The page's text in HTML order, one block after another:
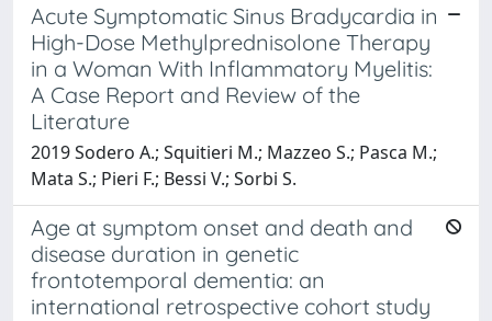
Acute Symptomatic Sinus Bradycardia in
High-Dose Methylprednisolone Therapy
in a Woman With Inflammatory Myelitis:
A Case Report and Review of the
Literature
2019 Sodero A.; Squitieri M.; Mazzeo S.; Pasca M.;
Mata S.; Pieri F.; Bessi V.; Sorbi S.
Age at symptom onset and death and
disease duration in genetic
frontotemporal dementia: an
international retrospective cohort study